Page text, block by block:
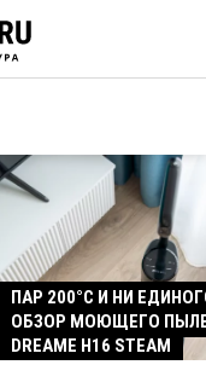
ПАР 200°C И НИ
ОБЗОР МОЮЩЕГО
DREAME H16 STEAM